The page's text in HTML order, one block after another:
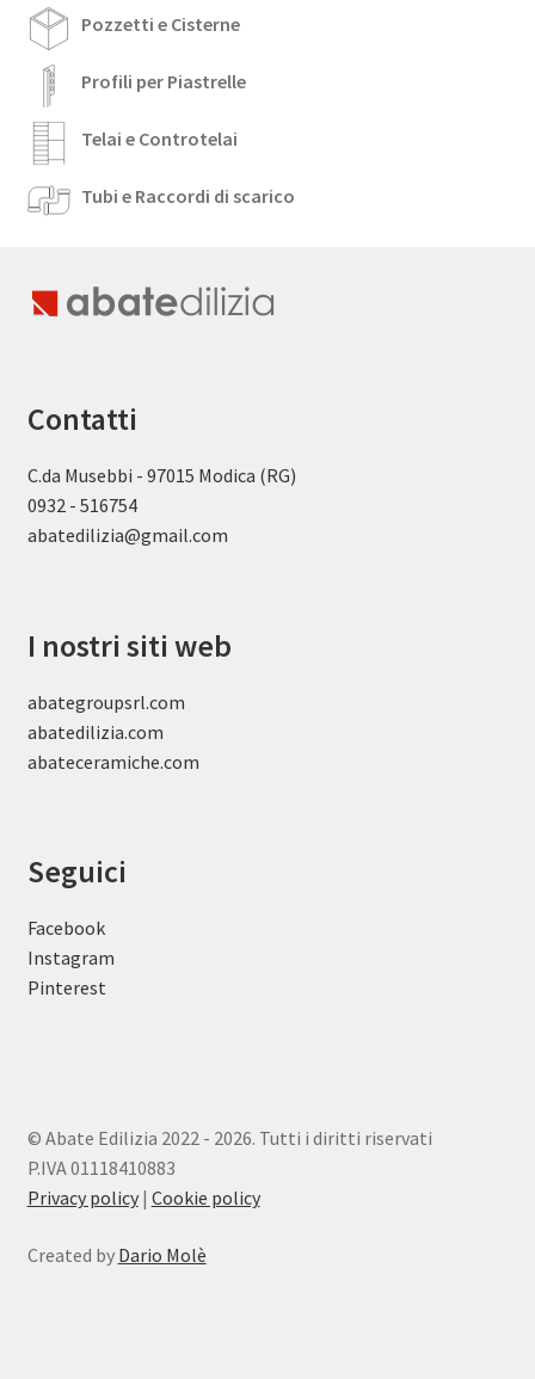
Pozzetti e Cisterne
Profili per Piastrelle
Telai e Controtelai
Tubi e Raccordi di scarico
Contatti
C.da Musebbi - 97015 Modica (RG)
0932 - 516754
abatedilizia@gmail.com
I nostri siti web
abategroupsrl.com
abatedilizia.com
abateceramiche.com
Seguici
Facebook
Instagram
Pinterest
© Abate Edilizia 2022 - 2026. Tutti i diritti riservati
P.IVA 01118410883
Privacy policy| Cookie policy
Created by Dario Molè